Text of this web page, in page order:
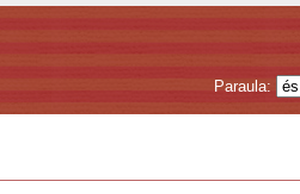
Paraula: